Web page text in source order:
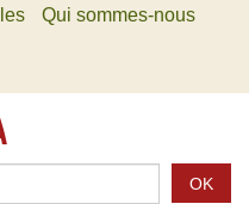
Qui sommes-nous
OK